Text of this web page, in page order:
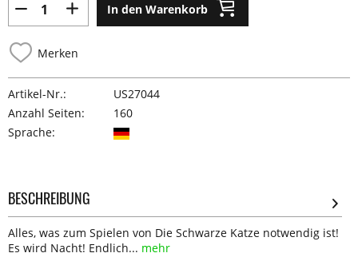
In den Warenkorb
Merken
Artikel-Nr.:
US27044
Anzahl Seiten:
160
Sprache:
BESCHREIBUNG
Alles, was zum Spielen von Die Schwarze Katze notwendig ist!
Es wird Nacht! Endlich... mehr